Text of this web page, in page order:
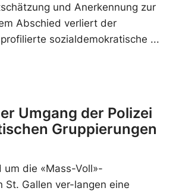
und Anerkennung zur
Abschied verliert der
sozialdemokratische
Umgang der Polizei
Gruppierungen
um die «Mass-Voll»-
St. Gallen ver-langen eine